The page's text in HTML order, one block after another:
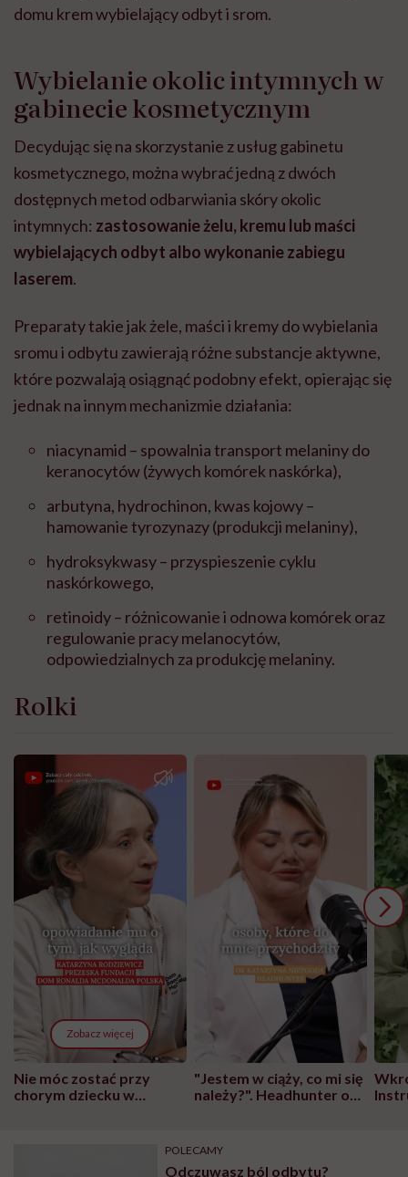
domu krem wybielający odbyt i srom.
Wybielanie okolic intymnych w
gabinecie kosmetycznym
Decydując się na skorzystanie z usług gabinetu
kosmetycznego, można wybrać jedną z dwóch
dostępnych metod odbarwiania skóry okolic
intymnych: zastosowanie żelu, kremu lub maści
wybielających odbyt albo wykonanie zabiegu
laserem.
Preparaty takie jak żele, maści i kremy do wybielania
sromu i odbytu zawierają różne substancje aktywne,
które pozwalają osiągnąć podobny efekt, opierając się
jednak na innym mechanizmie działania:
niacynamid – spowalnia transport melaniny do
keranocytów (żywych komórek naskórka),
arbutyna, hydrochinon, kwas kojowy –
hamowanie tyrozynazy (produkcji melaniny),
hydroksykwasy – przyspieszenie cyklu
naskórkowego,
retinoidy – różnicowanie i odnowa komórek oraz
regulowanie pracy melanocytów,
odpowiedzialnych za produkcję melaniny.
Rolki
Zobacz więcej
Nie móc zostać przy
chorym dziecku w
"Jestem w ciąży, co mi się
należy?". Headhunter o
pracy
POLECAMY
Odczuwasz ból odbytu?